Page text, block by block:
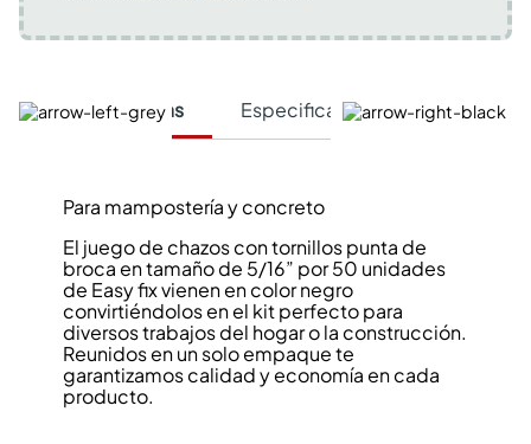
Características Especificaciones Técnicas
Para mampostería y concreto
El juego de chazos con tornillos punta de
broca en tamaño de 5/16” por 50 unidades
de Easy fix vienen en color negro
convirtiéndolos en el kit perfecto para
diversos trabajos del hogar o la construcción.
Reunidos en un solo empaque te
garantizamos calidad y economía en cada
producto.